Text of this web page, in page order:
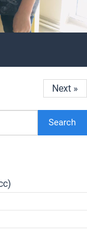
Next »
Search